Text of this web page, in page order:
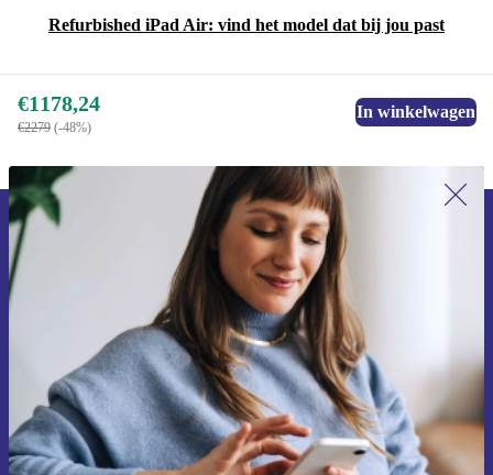
Refurbished iPad Air: vind het model dat bij jou past
€1178,24
€2279 (-48%)
In winkelwagen
Meld je aan voor onze nieuwsbrief en
ontvang €15 korting!
Mis nooit meer een aanbieding.
Voucher aanvragen
Informatie over het gebruik van persoonsgegevens vind je in ons
privacybeleid.